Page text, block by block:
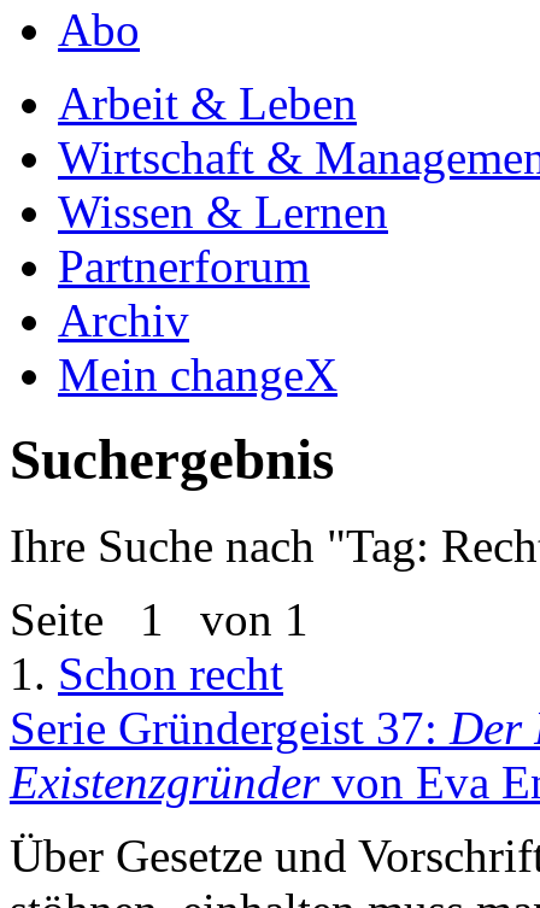
Abo
Arbeit & Leben
Wirtschaft &
Wissen & Lernen
Partnerforum
Archiv
Mein changeX
Suchergebnis
Ihre Suche nach "Tag:
Seite 1 von 1
1. Schon recht
Serie Gründergeist 37: Der
Existenzgründervon Eva
Über Gesetze und